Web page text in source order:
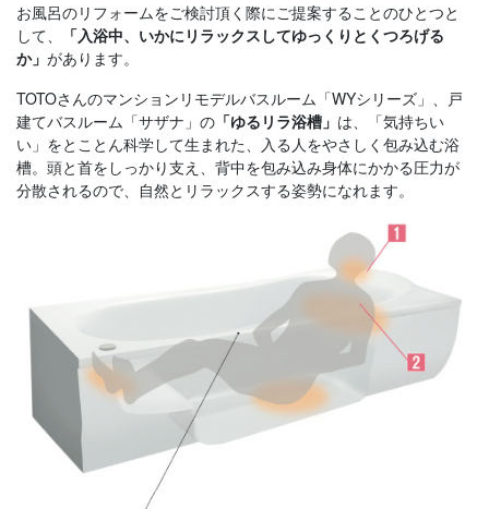
お風呂のリフォームをご検討頂く際にご提案することのひとつと
して、
「入浴中、いかにリラックスしてゆっくりとくつろげる
か」 があります。
TOTOさんのマンションリモデルバスルーム「WYシリーズ」、戸
建てバスルーム「サザナ」の 「ゆるリラ浴槽」 は、「気持ちい
い」をとことん科学して生まれた、入る人をやさしく包み込む浴
槽。頭と首をしっかり支え、背中を包み込み身体にかかる圧力が
分散されるので、自然とリラックスする姿勢になれます。